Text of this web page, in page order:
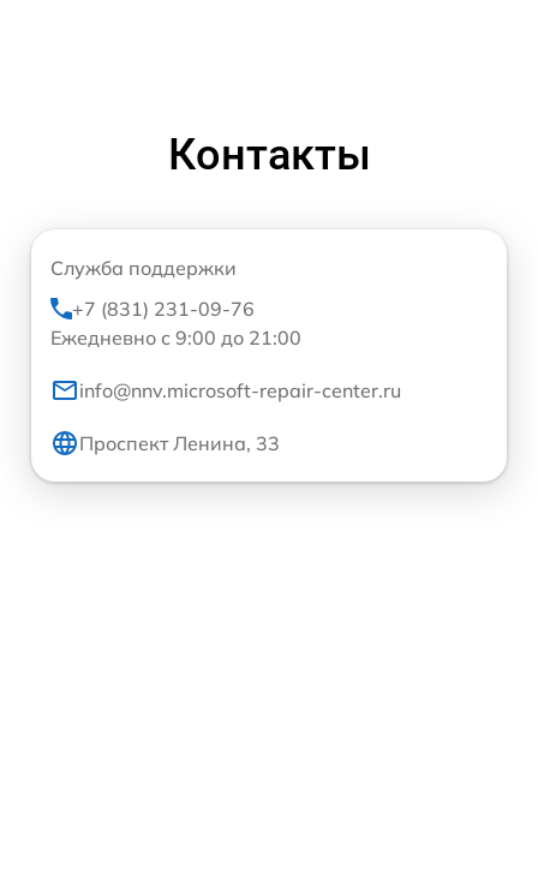
Контакты
Служба поддержки
+7 (831) 231-09-76
Ежедневно с 9:00 до 21:00
info@nnv.microsoft-repair-center.ru
Проспект Ленина, 33